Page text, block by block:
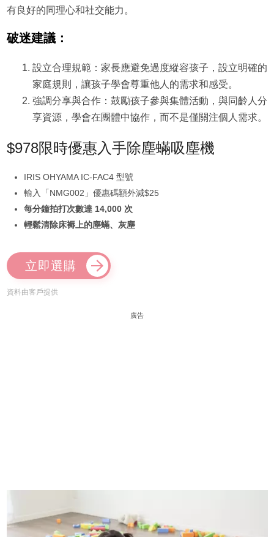
有良好的同理心和社交能力。
破迷建議：
設立合理規範：家長應避免過度縱容孩子，設立明確的
家庭規則，讓孩子學會尊重他人的需求和感受。
強調分享與合作：鼓勵孩子參與集體活動，與同齡人分
享資源，學會在團體中協作，而不是僅關注個人需求。
$978限時優惠入手除塵蟎吸塵機
IRIS OHYAMA IC-FAC4 型號
輸入「NMG002」優惠碼額外減$25
每分鐘拍打次數達 14,000 次
輕鬆清除床褥上的塵蟎、灰塵
立即選購
資料由客戶提供
廣告